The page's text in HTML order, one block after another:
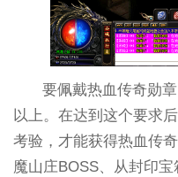
要佩戴热血传奇勋
以上。在达到这个要求
考验，才能获得热血传
魔山庄BOSS、从封印